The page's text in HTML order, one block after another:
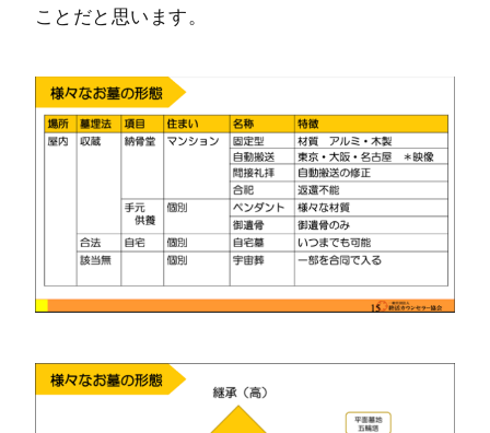
ことだと思います。